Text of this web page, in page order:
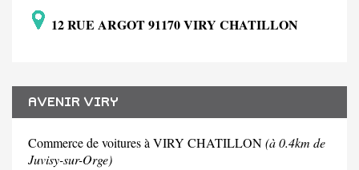
12 RUE ARGOT 91170 VIRY CHATILLON
AVENIR VIRY
Commerce de voitures à VIRY CHATILLON(à 0.4km de
Juvisy-sur-Orge)